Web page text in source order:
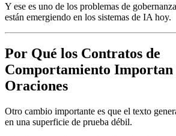
Y ese es uno de los problemas de
están emergiendo en los sistemas de IA hoy.
Por Qué los Contratos de
Comportamiento Importan
Oraciones
Otro cambio importante es que el texto
en una superficie de prueba débil.